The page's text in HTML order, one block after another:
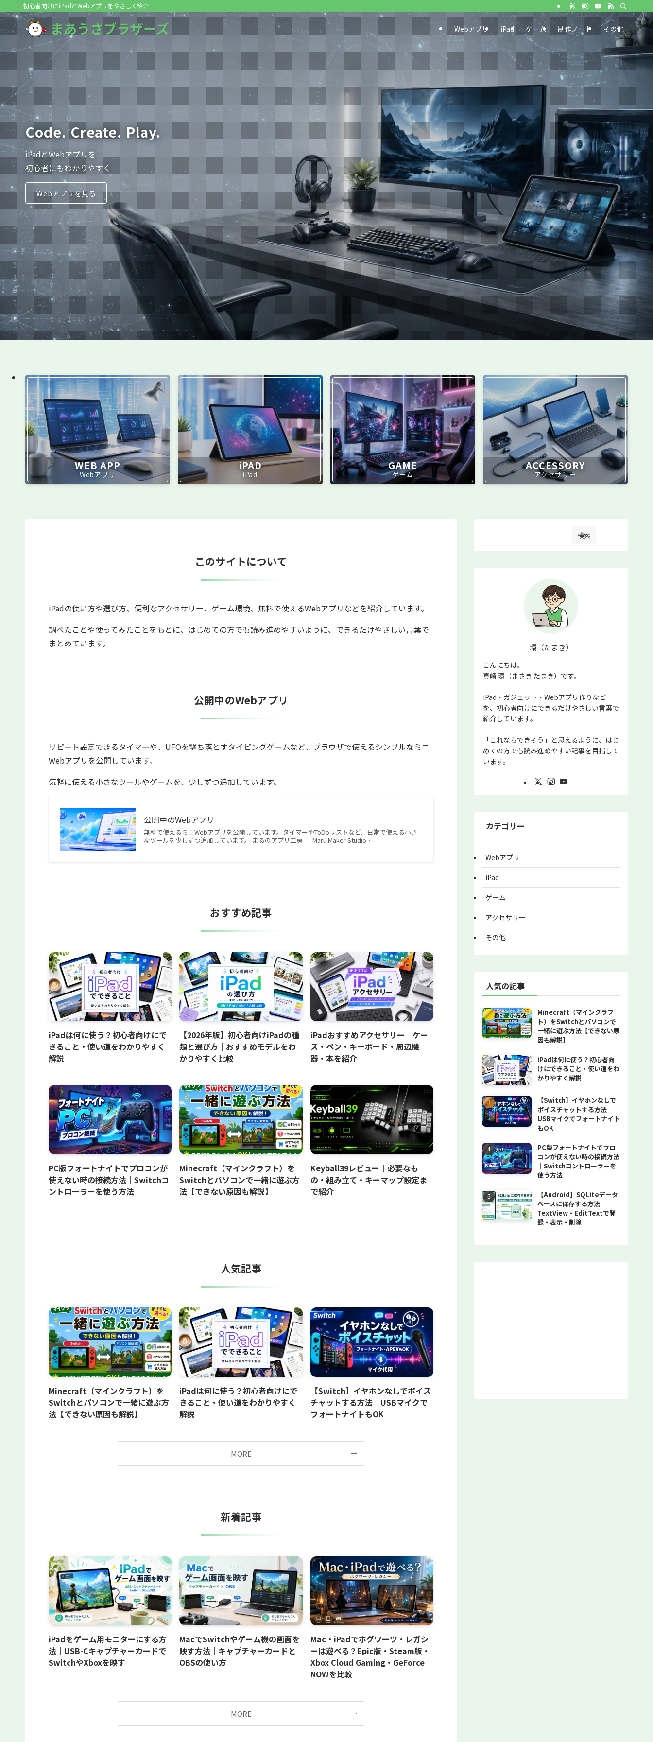
初心者向けにiPadとWebアプリをやさしく紹介
Webアプリ iPad ゲーム 制作ノート その他
Code. Create. Play.
iPadとWebアプリを
初心者にもわかりやすく
Webアプリを見る
WEB APP
Webアプリ
iPAD
iPad
GAME
ゲーム
ACCESSORY
アクセサリー
このサイトについて
iPadの使い方や選び方、便利なアクセサリー、ゲーム環境、無料で使えるWebアプリなどを紹介しています。
調べたことや使ってみたことをもとに、はじめての方でも読み進めやすいように、できるだけやさしい言葉で
まとめています。
公開中のWebアプリ
リピート設定できるタイマーや、UFOを撃ち落とすタイピングゲームなど、ブラウザで使えるシンプルなミニ
Webアプリを公開しています。
気軽に使える小さなツールやゲームを、少しずつ追加しています。
公開中のWebアプリ
無料で使えるミニWebアプリを公開しています。タイマーやToDoリストなど、日常で使える小さ
なツールを少しずつ追加しています。 まるのアプリ工房 - Maru Maker Studio…
おすすめ記事
iPadは何に使う？初心者向けにで
きること・使い道をわかりやすく
解説
【2026年版】初心者向けiPadの種
類と選び方｜おすすめモデルをわ
かりやすく比較
iPadおすすめアクセサリー｜ケー
ス・ペン・キーボード・周辺機
器・本を紹介
PC版フォートナイトでプロコンが
使えない時の接続方法｜Switchコ
ントローラーを使う方法
Minecraft（マインクラフト）を
Switchとパソコンで一緒に遊ぶ方
法【できない原因も解説】
Keyball39レビュー｜必要なも
の・組み立て・キーマップ設定ま
で紹介
人気記事
Minecraft（マインクラフト）を
Switchとパソコンで一緒に遊ぶ方
法【できない原因も解説】
iPadは何に使う？初心者向けにで
きること・使い道をわかりやすく
解説
【Switch】イヤホンなしでボイス
チャットする方法｜USBマイクで
フォートナイトもOK
MORE
新着記事
iPadをゲーム用モニターにする方
法｜USB-Cキャプチャーカードで
SwitchやXboxを映す
MacでSwitchやゲーム機の画面を
映す方法｜キャプチャーカードと
OBSの使い方
Mac・iPadでホグワーツ・レガシ
ーは遊べる？Epic版・Steam版・
Xbox Cloud Gaming・GeForce
NOWを比較
MORE
検索
環（たまき）
こんにちは。
真崎 環（まさき たまき）です。
iPad・ガジェット・Webアプリ作りなど
を、初心者向けにできるだけやさしい言葉で
紹介しています。
「これならできそう」と思えるように、はじ
めての方でも読み進めやすい記事を目指して
います。
カテゴリー
Webアプリ
iPad
ゲーム
アクセサリー
その他
人気の記事
Minecraft（マインクラフ
ト）をSwitchとパソコンで
一緒に遊ぶ方法【できない原
因も解説】
iPadは何に使う？初心者向
けにできること・使い道をわ
かりやすく解説
【Switch】イヤホンなしで
ボイスチャットする方法｜
USBマイクでフォートナイト
もOK
PC版フォートナイトでプロ
コンが使えない時の接続方法
｜Switchコントローラーを
使う方法
【Android】SQLiteデータ
ベースに保存する方法｜
TextView・EditTextで登
録・表示・削除